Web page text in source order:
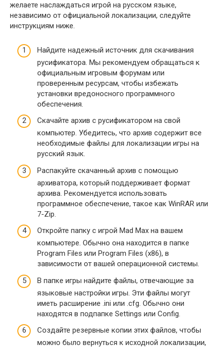
желаете наслаждаться игрой на русском языке,
независимо от официальной локализации, следуйте
инструкциям ниже.
Найдите надежный источник для скачивания
русификатора. Мы рекомендуем обращаться к
официальным игровым форумам или
проверенным ресурсам, чтобы избежать
установки вредоносного программного
обеспечения.
Скачайте архив с русификатором на свой
компьютер. Убедитесь, что архив содержит все
необходимые файлы для локализации игры на
русский язык.
Распакуйте скачанный архив с помощью
архиватора, который поддерживает формат
архива. Рекомендуется использовать
программное обеспечение, такое как WinRAR или
7-Zip.
Откройте папку с игрой Mad Max на вашем
компьютере. Обычно она находится в папке
Program Files или Program Files (x86), в
зависимости от вашей операционной системы.
В папке игры найдите файлы, отвечающие за
языковые настройки игры. Эти файлы могут
иметь расширение .ini или .cfg. Обычно они
находятся в подпапке Settings или Config.
Создайте резервные копии этих файлов, чтобы
можно было вернуться к исходной локализации,